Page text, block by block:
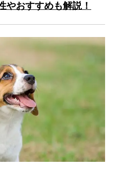
やおすすめも解説！